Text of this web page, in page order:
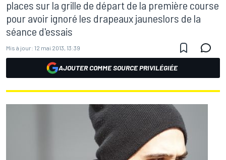
places sur la grille de départ de la première course
pour avoir ignoré les drapeaux jauneslors de la
séance d'essais
Mis à jour: 12 mai 2013, 13:39
AJOUTER COMME SOURCE PRIVILÉGIÉE